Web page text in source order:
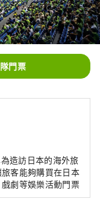
門票
造訪日本的海外旅
客能夠購買在日本
劇等娛樂活動門票